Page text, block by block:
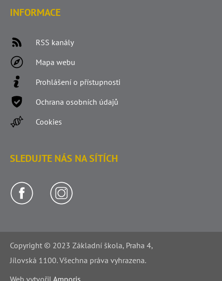
INFORMACE
RSS kanály
Mapa webu
Prohlášení o přístupnosti
Ochrana osobních údajů
Cookies
SLEDUJTE NÁS NA SÍTÍCH
Copyright © 2023 Základní škola, Praha 4,
Jílovská 1100. Všechna práva vyhrazena.